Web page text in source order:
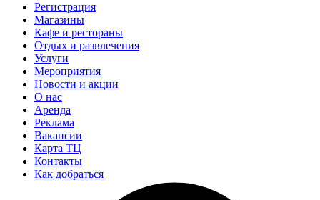
Регистрация
Магазины
Кафе и рестораны
Отдых и развлечения
Услуги
Мероприятия
Новости и акции
О нас
Аренда
Реклама
Вакансии
Карта ТЦ
Контакты
Как добраться